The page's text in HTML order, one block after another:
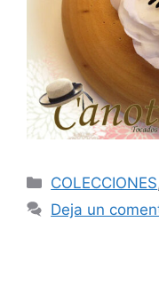
COLECCIONES
Deja un